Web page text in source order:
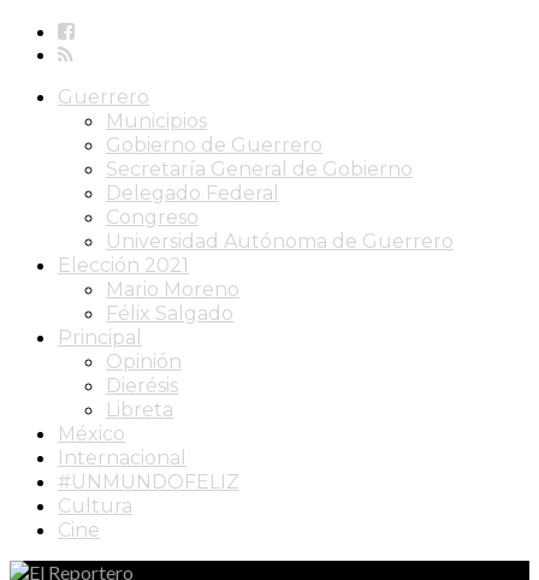
Guerrero
Municipios
Gobierno de Guerrero
Secretaría General de Gobierno
Delegado Federal
Congreso
Universidad Autónoma de Guerrero
Elección 2021
Mario Moreno
Félix Salgado
Principal
Opinión
Dierésis
Libreta
México
Internacional
#UNMUNDOFELIZ
Cultura
Cine